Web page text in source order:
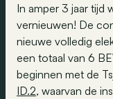
In amper 3 jaar tijd
vernieuwen! De
nieuwe volledig
een totaal van 6
beginnen met de
ID.2, waarvan de